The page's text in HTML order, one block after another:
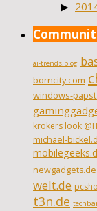
ai-trends.blog
borncity.com
windows-
krokers look
michael-
newgadgets.de
welt.de
t3n.de